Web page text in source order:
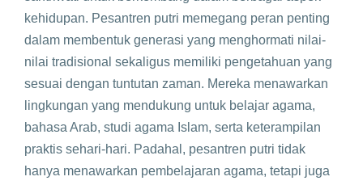
kehidupan. Pesantren putri memegang peran penting
dalam membentuk generasi yang menghormati nilai-
nilai tradisional sekaligus memiliki pengetahuan yang
sesuai dengan tuntutan zaman. Mereka menawarkan
lingkungan yang mendukung untuk belajar agama,
bahasa Arab, studi agama Islam, serta keterampilan
praktis sehari-hari. Padahal, pesantren putri tidak
hanya menawarkan pembelajaran agama, tetapi juga